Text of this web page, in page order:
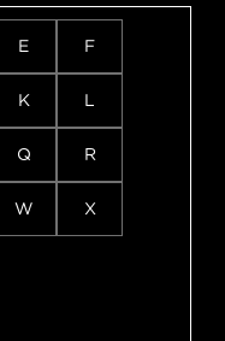
E F
K L
Q R
W X